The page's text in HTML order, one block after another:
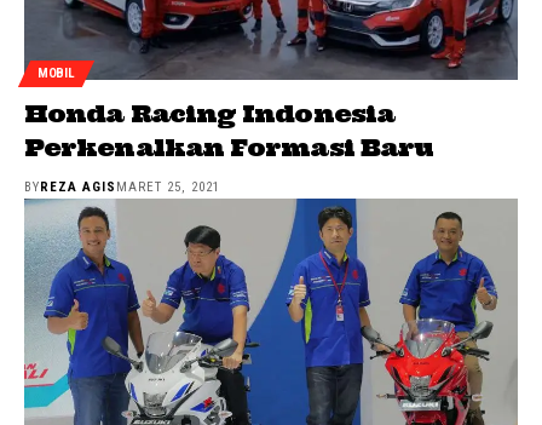
MOBIL
Honda Racing Indonesia
Perkenalkan Formasi Baru
BYREZA AGIS MARET 25, 2021